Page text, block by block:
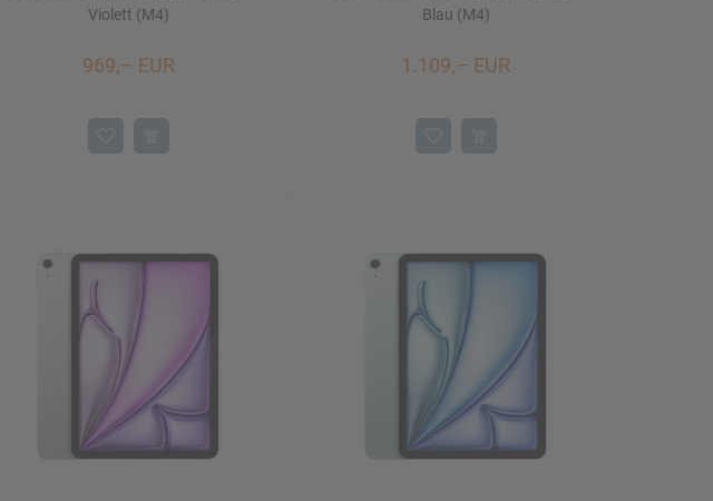
Violett (M4)
969,– EUR
Blau (M4)
1.109,– EUR